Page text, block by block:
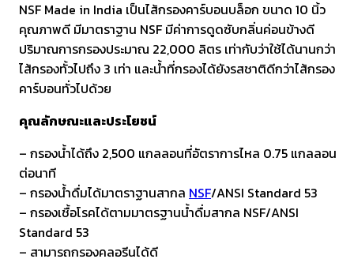
NSF Made in India เป็นไส้กรองคาร์บอนบล็อก ขนาด 10 นิ้ว
คุณภาพดี มีมาตราฐาน NSF มีค่าการดูดซับกลิ่นค่อนข้างดี
ปริมาณการกรองประมาณ 22,000 ลิตร เท่ากับว่าใช้ได้นานกว่า
ไส้กรองทั้วไปถึง 3 เท่า และน้ำที่กรองได้ยังรสชาติดีกว่าไส้กรอง
คาร์บอนทั่วไปด้วย
คุณลักษณะและประโยชน์
– กรองน้ำได้ถึง 2,500 แกลลอนที่อัตราการไหล 0.75 แกลลอน
ต่อนาที
– กรองน้ำดื่มได้มาตราฐานสากล NSF/ANSI Standard 53
– กรองเชื้อโรคได้ตามมาตรฐานน้ำดื่มสากล NSF/ANSI
Standard 53
– สามารถกรองคลอรีนได้ดี